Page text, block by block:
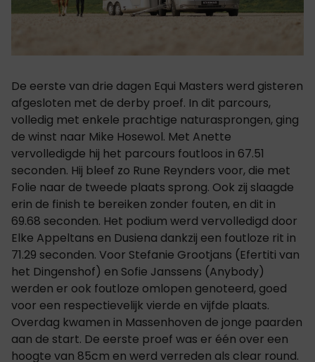
De eerste van drie dagen Equi Masters werd gisteren
afgesloten met de derby proef. In dit parcours,
volledig met enkele prachtige naturasprongen, ging
de winst naar Mike Hosewol. Met Anette
vervolledigde hij het parcours foutloos in 67.51
seconden. Hij bleef zo Rune Reynders voor, die met
Folie naar de tweede plaats sprong. Ook zij slaagde
erin de finish te bereiken zonder fouten, en dit in
69.68 seconden. Het podium werd vervolledigd door
Elke Appeltans en Dusiena dankzij een foutloze rit in
71.29 seconden. Voor Stefanie Grootjans (Efertiti van
het Dingenshof) en Sofie Janssens (Anybody)
werden er ook foutloze omlopen genoteerd, goed
voor een respectievelijk vierde en vijfde plaats.
Overdag kwamen in Massenhoven de jonge paarden
aan de start. De eerste proef was er één over een
hoogte van 85cm en werd verreden als clear round.